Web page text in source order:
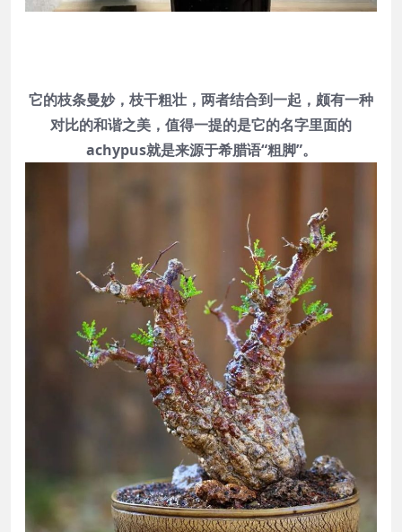
它的枝条曼妙，枝干粗壮，两者结合到一起，颇有一种
对比的和谐之美，值得一提的是它的名字里面的
achypus就是来源于希腊语“粗脚”。